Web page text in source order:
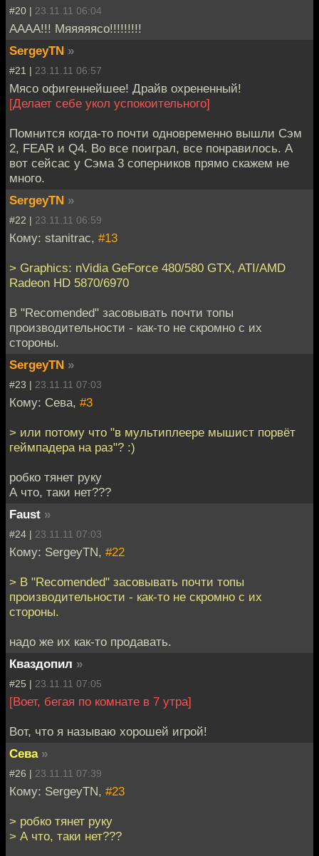
#20 | 23.11.11 06:04
АААА!!! Мяяяяясо!!!!!!!!!
SergeyTN »
#21 | 23.11.11 06:57
Мясо офигеннейшее! Драйв охрененный!
[Делает себе укол успокоительного]
Помнится когда-то почти одновременно вышли Сэм
2, FEAR и Q4. Во все поиграл, все понравилось. А
вот сейсас у Сэма 3 соперников прямо скажем не
много.
SergeyTN »
#22 | 23.11.11 06:59
Кому: stanitrac, #13
> Graphics: nVidia GeForce 480/580 GTX, ATI/AMD
Radeon HD 5870/6970
В "Recomended" засовывать почти топы
производительности - как-то не скромно с их
стороны.
SergeyTN »
#23 | 23.11.11 07:03
Кому: Сева, #3
> или потому что "в мультиплеере мышист порвёт
геймпадера на раз"? :)
робко тянет руку
А что, таки нет???
Faust »
#24 | 23.11.11 07:03
Кому: SergeyTN, #22
> В "Recomended" засовывать почти топы
производительности - как-то не скромно с их
стороны.
надо же их как-то продавать.
Кваздопил »
#25 | 23.11.11 07:05
[Воет, бегая по комнате в 7 утра]
Вот, что я называю хорошей игрой!
Сева »
#26 | 23.11.11 07:39
Кому: SergeyTN, #23
> робко тянет руку
> А что, таки нет???